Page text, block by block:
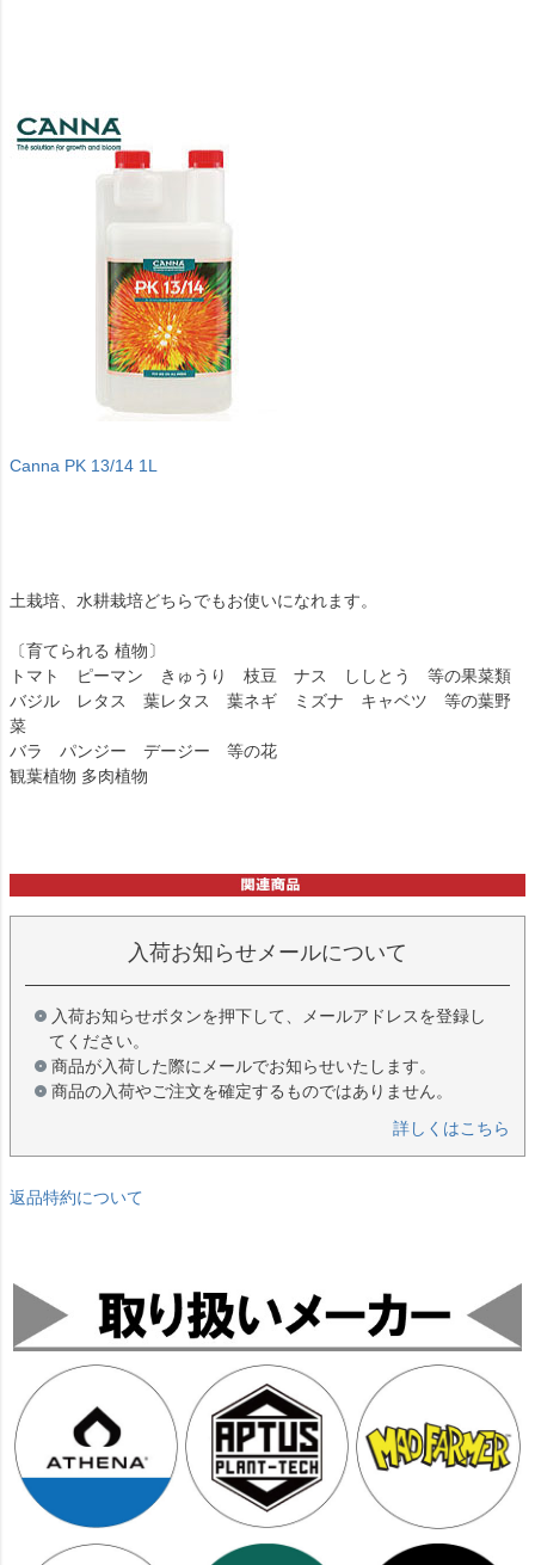
Canna PK 13/14 1L
土栽培、水耕栽培どちらでもお使いになれます。
〔育てられる 植物〕
トマト ピーマン きゅうり 枝豆 ナス ししとう 等の果菜類
バジル レタス 葉レタス 葉ネギ ミズナ キャベツ 等の葉野
菜
バラ パンジー デージー 等の花
観葉植物 多肉植物
入荷お知らせメールについて
入荷お知らせボタンを押下して、メールアドレスを登録し
てください。
商品が入荷した際にメールでお知らせいたします。
商品の入荷やご注文を確定するものではありません。
詳しくはこちら
返品特約について